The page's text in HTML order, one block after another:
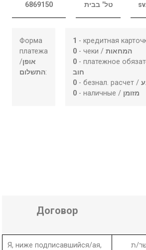
6869150
טל' בבית
Форма
платежа
/אופן
התשלום:
1 - кредитная
0 - чеки /המחאות
0 - платежное
חוב
0 - безнал. расчет /
0 - наличные / מזומן
Договор
Я, ниже подписавшийся/ая,
ת